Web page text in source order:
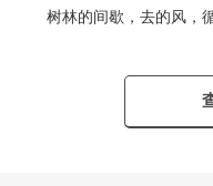
树林的间歇，去的风，
■ 交通
○ 东京地下铁千代田